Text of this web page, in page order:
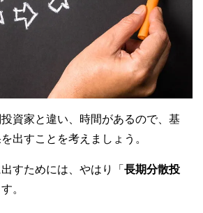
資家と違い、時間があるので、基
出すことを考えましょう。
すためには、やはり「 長期分散投
。